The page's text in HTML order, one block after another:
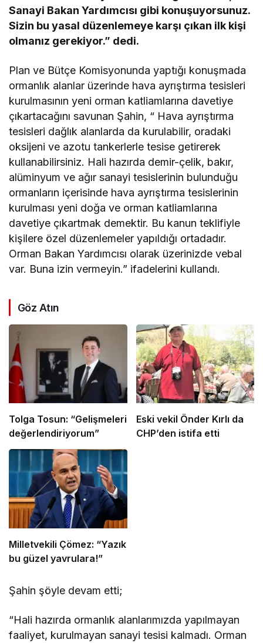
Sanayi Bakan Yardımcısı gibi konuşuyorsunuz.
Sizin bu yasal düzenlemeye karşı çıkan ilk kişi
olmanız gerekiyor.” dedi.
Plan ve Bütçe Komisyonunda yaptığı konuşmada
ormanlık alanlar üzerinde hava ayrıştırma tesisleri
kurulmasının yeni orman katliamlarına davetiye
çıkartacağını savunan Şahin, “ Hava ayrıştırma
tesisleri dağlık alanlarda da kurulabilir, oradaki
oksijeni ve azotu tankerlerle tesise getirerek
kullanabilirsiniz. Hali hazırda demir-çelik, bakır,
alüminyum ve ağır sanayi tesislerinin bulunduğu
ormanların içerisinde hava ayrıştırma tesislerinin
kurulması yeni doğa ve orman katliamlarına
davetiye çıkartmak demektir. Bu kanun teklifiyle
kişilere özel düzenlemeler yapıldığı ortadadır.
Orman Bakan Yardımcısı olarak üzerinizde vebal
var. Buna izin vermeyin.” ifadelerini kullandı.
Göz Atın
Tolga Tosun: “Gelişmeleri
değerlendiriyorum”
Eski vekil Önder Kırlı da
CHP’den istifa etti
Milletvekili Çömez: “Yazık
bu güzel yavrulara!”
Şahin şöyle devam etti;
“Hali hazırda ormanlık alanlarımızda yapılmayan
faaliyet, kurulmayan sanayi tesisi kalmadı. Orman